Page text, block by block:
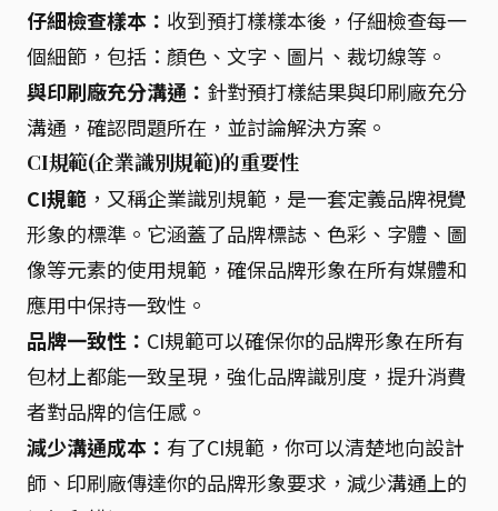
仔細檢查樣本： 收到預打樣樣本後，仔細檢查每一
個細節，包括：顏色、文字、圖片、裁切線等。
與印刷廠充分溝通： 針對預打樣結果與印刷廠充分
溝通，確認問題所在，並討論解決方案。
CI規範(企業識別規範)的重要性
CI規範 ，又稱企業識別規範，是一套定義品牌視覺
形象的標準。它涵蓋了品牌標誌、色彩、字體、圖
像等元素的使用規範，確保品牌形象在所有媒體和
應用中保持一致性。
品牌一致性： CI規範可以確保你的品牌形象在所有
包材上都能一致呈現，強化品牌識別度，提升消費
者對品牌的信任感。
減少溝通成本： 有了CI規範，你可以清楚地向設計
師、印刷廠傳達你的品牌形象要求，減少溝通上的